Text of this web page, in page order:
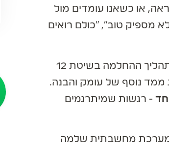
או כשאנו עומדים מול
טוב", "כולם רואים
חשוב להבין שקול זה הוא אחד המכשולים המשמעותיים בתהליך ההחלמה בשיטת 12
נוסף של עומק והבנה.
- רגשות שמיתרגמים
מערכת מחשבתית שלמה